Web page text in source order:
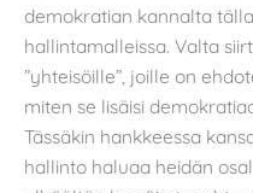
demokratian kannalta
hallintamalleissa. Valta
”yhteisöille”, joille on
miten se lisäisi
Tässäkin hankkeessa
hallinto haluaa heidän